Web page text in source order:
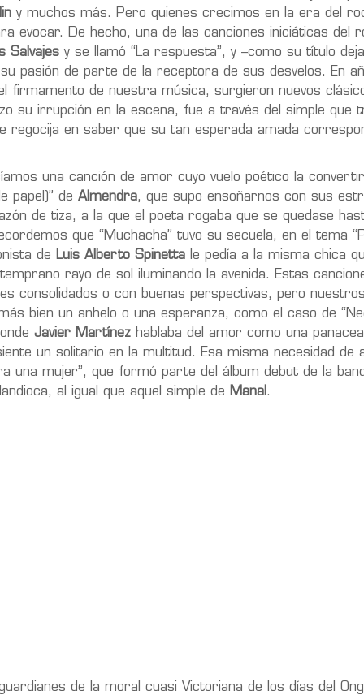
y muchos más. Pero quienes crecimos en la era del
evocar. De hecho, una de las canciones iniciáticas del
Salvajes y se llamó “La respuesta”, y –como su título
pasión de parte de la receptora de sus desvelos. En
firmamento de nuestra música, surgieron nuevos
su irrupción en la escena, fue a través del simple que
regocija en saber que su tan esperada amada
una canción de amor cuyo vuelo poético la
papel)” de Almendra, que supo ensoñarnos con sus
de tiza, a la que el poeta rogaba que se quedase
que “Muchacha” tuvo su secuela, en el tema
de Luis Alberto Spinetta le pedía a la misma chica
rayo de sol iluminando la avenida. Estas
consolidados o con buenas perspectivas, pero
bien un anhelo o una esperanza, como el caso de
Javier Martínez hablaba del amor como una
un solitario en la multitud. Esa misma necesidad de
una mujer”, que formó parte del álbum debut de la
al igual que aquel simple de
Manal .
de la moral cuasi Victoriana de los días del